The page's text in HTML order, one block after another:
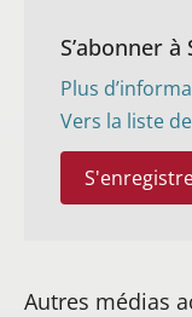
S’abonner
Plus
Vers la liste
Autres médias